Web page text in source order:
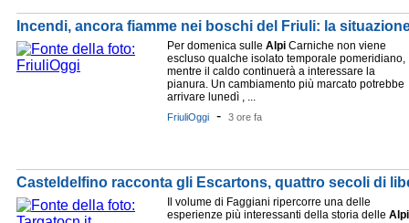
Incendi, ancora fiamme nei boschi del Friuli: la
Per domenica sulle Alpi Carniche non viene
escluso qualche isolato temporale pomeridiano,
mentre il caldo continuerà a interessare la
pianura. Un cambiamento più marcato potrebbe
arrivare lunedì , ...
FriuliOggi - 3 ore fa
Casteldelfino racconta gli Escartons, quattro secoli di
Il volume di Faggiani ripercorre una delle
esperienze più interessanti della storia delle Alpi